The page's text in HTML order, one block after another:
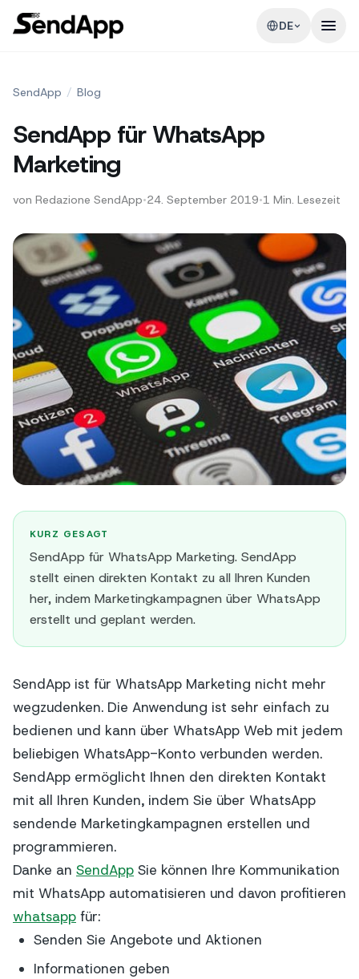
DE
SendApp / Blog
SendApp für WhatsApp
Marketing
von Redazione SendApp•24. September 2019•1 Min. Lesezeit
KURZ GESAGT
SendApp für WhatsApp Marketing. SendApp
stellt einen direkten Kontakt zu all Ihren Kunden
her, indem Marketingkampagnen über WhatsApp
erstellt und geplant werden.
SendApp ist für WhatsApp Marketing nicht mehr
wegzudenken. Die Anwendung ist sehr einfach zu
bedienen und kann über WhatsApp Web mit jedem
beliebigen WhatsApp-Konto verbunden werden.
SendApp ermöglicht Ihnen den direkten Kontakt
mit all Ihren Kunden, indem Sie über WhatsApp
sendende Marketingkampagnen erstellen und
programmieren.
Danke an SendApp Sie können Ihre Kommunikation
mit WhatsApp automatisieren und davon profitieren
whatsapp für:
Senden Sie Angebote und Aktionen
Informationen geben